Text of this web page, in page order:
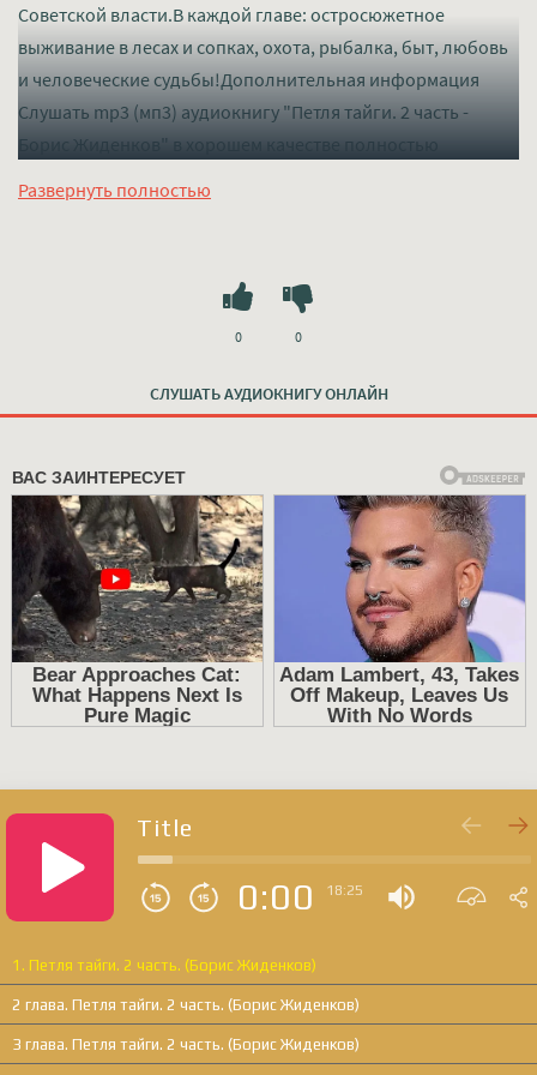
Советской власти.В каждой главе: остросюжетное
выживание в лесах и сопках, охота, рыбалка, быт, любовь
и человеческие судьбы!Дополнительная информация
Слушать mp3 (мп3) аудиокнигу "Петля тайги. 2 часть -
Борис Жиденков" в хорошем качестве полностью
Развернуть полностью
СЛУШАТЬ АУДИОКНИГУ ОНЛАЙН
0 0
Title
0:00 18:25
1. Петля тайги. 2 часть. (Борис Жиденков)
2 глава. Петля тайги. 2 часть. (Борис Жиденков)
3 глава. Петля тайги. 2 часть. (Борис Жиденков)